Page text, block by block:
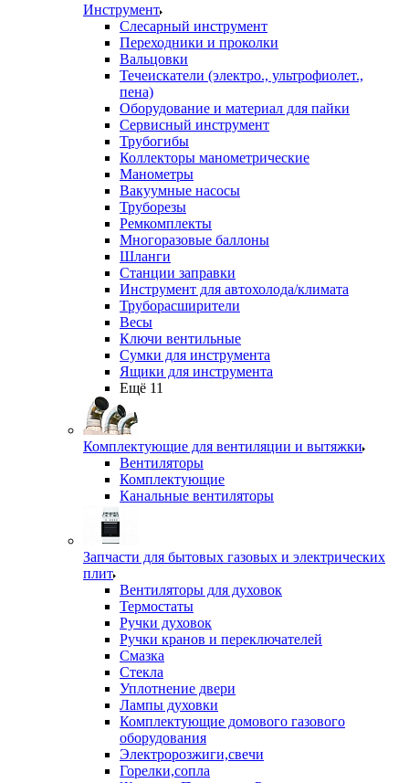
Инструмент
Слесарный инструмент
Переходники и проколки
Вальцовки
Течеискатели (электро., ультрофиолет.,
пена)
Оборудование и материал для пайки
Сервисный инструмент
Трубогибы
Коллекторы манометрические
Манометры
Вакуумные насосы
Труборезы
Ремкомплекты
Многоразовые баллоны
Шланги
Станции заправки
Инструмент для автохолода/климата
Труборасширители
Весы
Ключи вентильные
Сумки для инструмента
Ящики для инструмента
Ещё 11
Комплектующие для вентиляции и вытяжки
Вентиляторы
Комплектующие
Канальные вентиляторы
Запчасти для бытовых газовых и электрических
плит
Вентиляторы для духовок
Термостаты
Ручки духовок
Ручки кранов и переключателей
Смазка
Стекла
Уплотнение двери
Лампы духовки
Комплектующие домового газового
оборудования
Электророзжиги,свечи
Горелки,сопла